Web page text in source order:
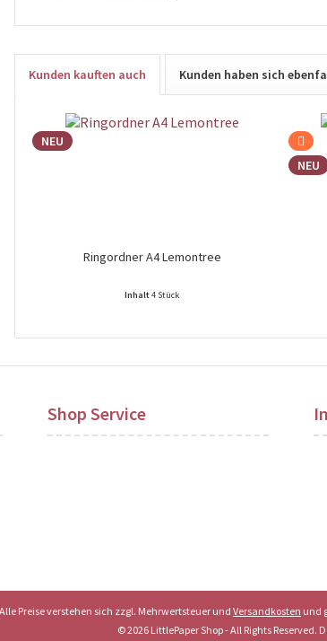
Kunden kauften auch Kunden haben sich
NEU
Ringordner A4 Lemontree
Inhalt4 Stück
Preise nach Login sichtbar!
NEU
Shop Service
Preise verstehen sich zzgl. Mehrwertsteuer und Versandkosten und
© 2026 LittlePaper Shop - All Rights Reserved.